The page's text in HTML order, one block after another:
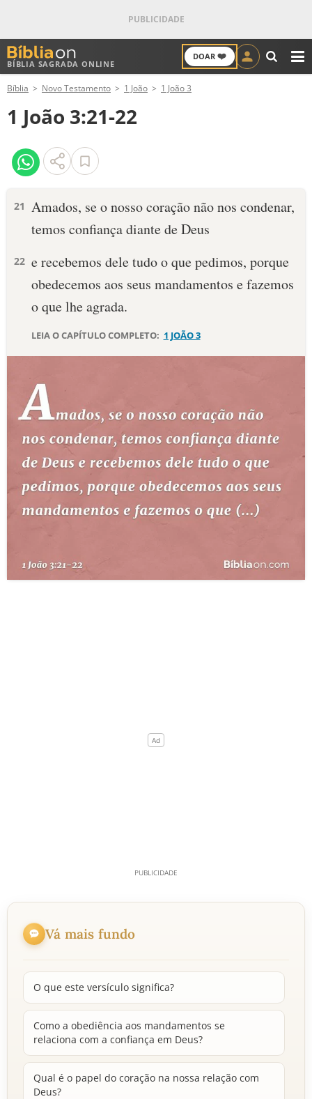
BÍBLIA SAGRADA ONLINE
DOAR ❤️
ANTIGO TESTAMENTO
NOVO TESTAMENTO
VERSÍCULOS
PALAVRA DO DIA
SALMO DO DIA
DEVOCIONAL DIÁRIO
10 MANDAMENTOS
ESBOÇOS DE PREGAÇÃO
TEMAS
PERGUNTE À BÍBLIA
TERMO BÍBLICO JOGOS
Bíblia Novo Testamento 1 João 1 João 3
1 João 3:21-22
21 Amados, se o nosso coração não nos condenar,
temos confiança diante de Deus
22 e recebemos dele tudo o que pedimos, porque
obedecemos aos seus mandamentos e fazemos
o que lhe agrada.
LEIA O CAPÍTULO COMPLETO: 1 JOÃO 3
Vá mais fundo
O que este versículo significa?
Como a obediência aos mandamentos se
relaciona com a confiança em Deus?
Qual é o papel do coração na nossa relação com
Deus?